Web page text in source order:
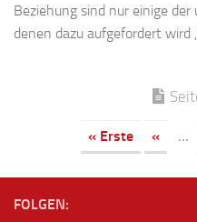
Beziehung sind nur einige
denen dazu aufgefordert wird
« Erste « ...
FOLGEN: